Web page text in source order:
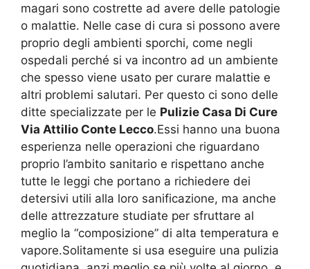
magari sono costrette ad avere delle patologie
o malattie. Nelle case di cura si possono avere
proprio degli ambienti sporchi, come negli
ospedali perché si va incontro ad un ambiente
che spesso viene usato per curare malattie e
altri problemi salutari. Per questo ci sono delle
ditte specializzate per le Pulizie Casa Di Cure
Via Attilio Conte Lecco.Essi hanno una buona
esperienza nelle operazioni che riguardano
proprio l’ambito sanitario e rispettano anche
tutte le leggi che portano a richiedere dei
detersivi utili alla loro sanificazione, ma anche
delle attrezzature studiate per sfruttare al
meglio la “composizione” di alta temperatura e
vapore.Solitamente si usa eseguire una pulizia